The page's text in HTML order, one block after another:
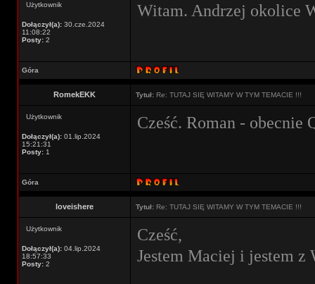
Użytkownik
Dołączył(a): 30.cze.2024
11:08:22
Posty: 2
Witam. Andrzej okolice
Góra
RomekEKK Tytuł: Re: TUTAJ SIĘ WITAMY W TYM TEMACIE !!!
Użytkownik
Dołączył(a): 01.lip.2024
15:21:31
Posty: 1
Cześć. Roman - obecnie
Góra
loveishere Tytuł: Re: TUTAJ SIĘ WITAMY W TYM TEMACIE !!!
Użytkownik
Dołączył(a): 04.lip.2024
18:57:33
Posty: 2
Cześć,
Jestem Maciej i jestem z